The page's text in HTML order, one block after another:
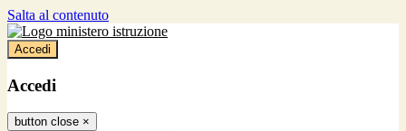
Salta al contenuto
Accedi
Accedi
button close ×